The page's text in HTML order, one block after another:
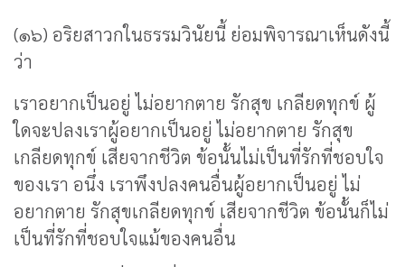
(๑๖) อริยสาวกในธรรมวินัยนี้ ย่อมพิจารณาเห็นดังนี้
ว่า
เราอยากเป็นอยู่ ไม่อยากตาย รักสุข เกลียดทุกข์ ผู้
ใดจะปลงเราผู้อยากเป็นอยู่ ไม่อยากตาย รักสุข
เกลียดทุกข์ เสียจากชีวิต ข้อนั้นไม่เป็นที่รักที่ชอบใจ
ของเรา อนึ่ง เราพึงปลงคนอื่นผู้อยากเป็นอยู่ ไม่
อยากตาย รักสุขเกลียดทุกข์ เสียจากชีวิต ข้อนั้นก็ไม่
เป็นที่รักที่ชอบใจแม้ของคนอื่น